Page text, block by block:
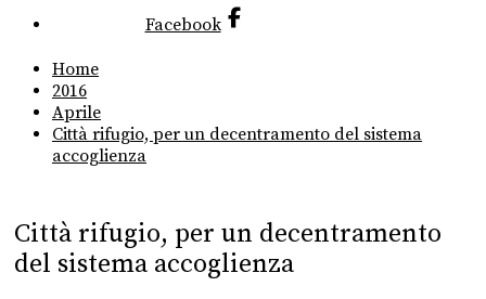
Facebook
Home
2016
Aprile
Città rifugio, per un decentramento del sistema
accoglienza
Città rifugio, per un decentramento
del sistema accoglienza